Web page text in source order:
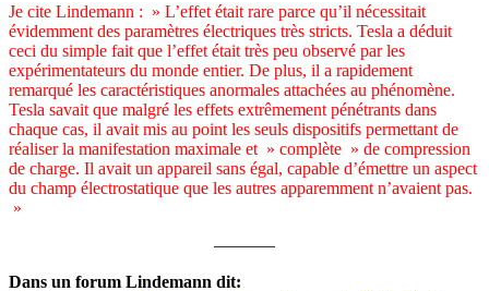
Je cite Lindemann : » L’effet était rare parce qu’il nécessitait
évidemment des paramètres électriques très stricts. Tesla a déduit
ceci du simple fait que l’effet était très peu observé par les
expérimentateurs du monde entier. De plus, il a rapidement
remarqué les caractéristiques anormales attachées au phénomène.
Tesla savait que malgré les effets extrêmement pénétrants dans
chaque cas, il avait mis au point les seuls dispositifs permettant de
réaliser la manifestation maximale et » complète » de compression
de charge. Il avait un appareil sans égal, capable d’émettre un aspect
du champ électrostatique que les autres apparemment n’avaient pas.
»
———–
Dans un forum Lindemann dit: